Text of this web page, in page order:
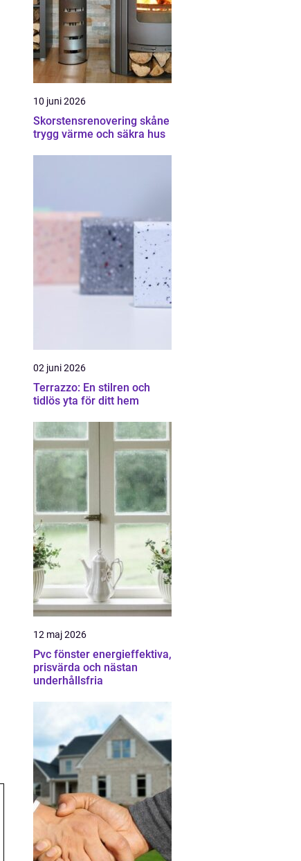
10 juni 2026
Skorstensrenovering skåne
trygg värme och säkra hus
02 juni 2026
Terrazzo: En stilren och
tidlös yta för ditt hem
12 maj 2026
Pvc fönster energieffektiva,
prisvärda och nästan
underhållsfria